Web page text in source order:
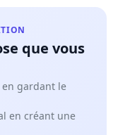
que vous
en gardant le
en créant une